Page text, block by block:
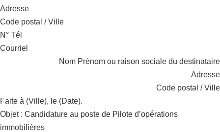
Adresse
Code postal / Ville
N° Tél
Courriel
Nom Prénom ou raison sociale du destinataire
Adresse
Code postal / Ville
Faite à (Ville), le (Date).
Objet : Candidature au poste de Pilote d’opérations
immobilières